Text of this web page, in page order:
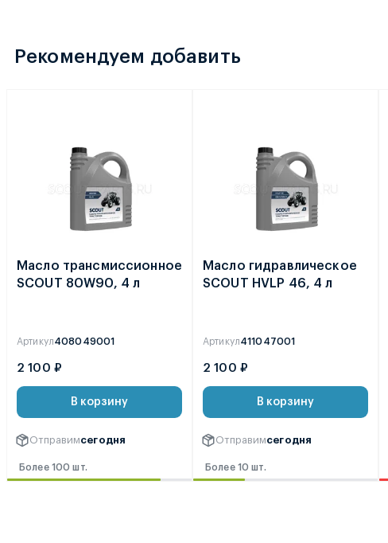
Рекомендуем добавить
Масло трансмиссионное
SCOUT 80W90, 4 л
Артикул408049001
2 100 ₽
В корзину
Отправимсегодня
Более 100 шт.
Масло гидравлическое
SCOUT HVLP 46, 4 л
Артикул411047001
2 100 ₽
В корзину
Отправимсегодня
Более 10 шт.